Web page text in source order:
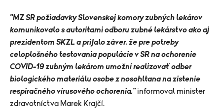
"MZ SR požiadavky Slovenskej komory zubných lekárov
komunikovalo s autoritami odboru zubné lekárstvo ako aj
prezidentom SKZL a prijalo záver, že pre potreby
celoplošného testovania populácie v SR na ochorenie
COVID-19 zubným lekárom umožní realizovať odber
biologického materiálu osobe z nosohltana na zistenie
respiračného vírusového ochorenia,"informoval minister
zdravotníctva Marek Krajčí.